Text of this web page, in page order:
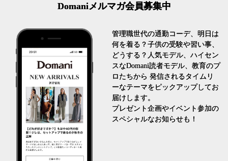
Domaniメルマガ会員募集中
管理職世代の通勤コーデ、明日は
何を着る？子供の受験や習い事、
どうする？人気モデル、ハイセン
スなDomani読者モデル、教育のプ
ロたちから 発信されるタイムリ
ーなテーマをピックアップしてお
届けします。
プレゼント企画やイベント参加の
スペシャルなお知らせも！